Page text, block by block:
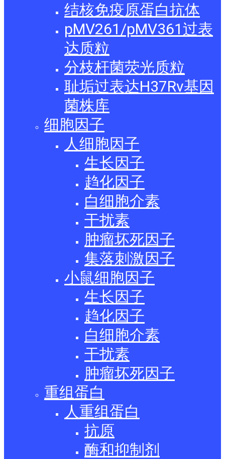
结核免疫原蛋白抗体
pMV261/pMV361过表
达质粒
分枝杆菌荧光质粒
耻垢过表达H37Rv基因
菌株库
细胞因子
人细胞因子
生长因子
趋化因子
白细胞介素
干扰素
肿瘤坏死因子
集落刺激因子
小鼠细胞因子
生长因子
趋化因子
白细胞介素
干扰素
肿瘤坏死因子
重组蛋白
人重组蛋白
抗原
酶和抑制剂